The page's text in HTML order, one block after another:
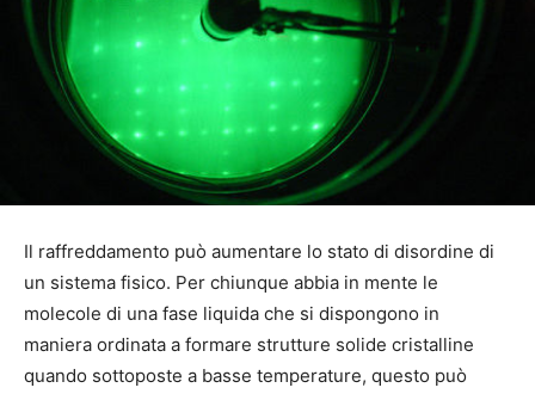
Il raffreddamento può aumentare lo stato di disordine di
un sistema fisico. Per chiunque abbia in mente le
molecole di una fase liquida che si dispongono in
maniera ordinata a formare strutture solide cristalline
quando sottoposte a basse temperature, questo può